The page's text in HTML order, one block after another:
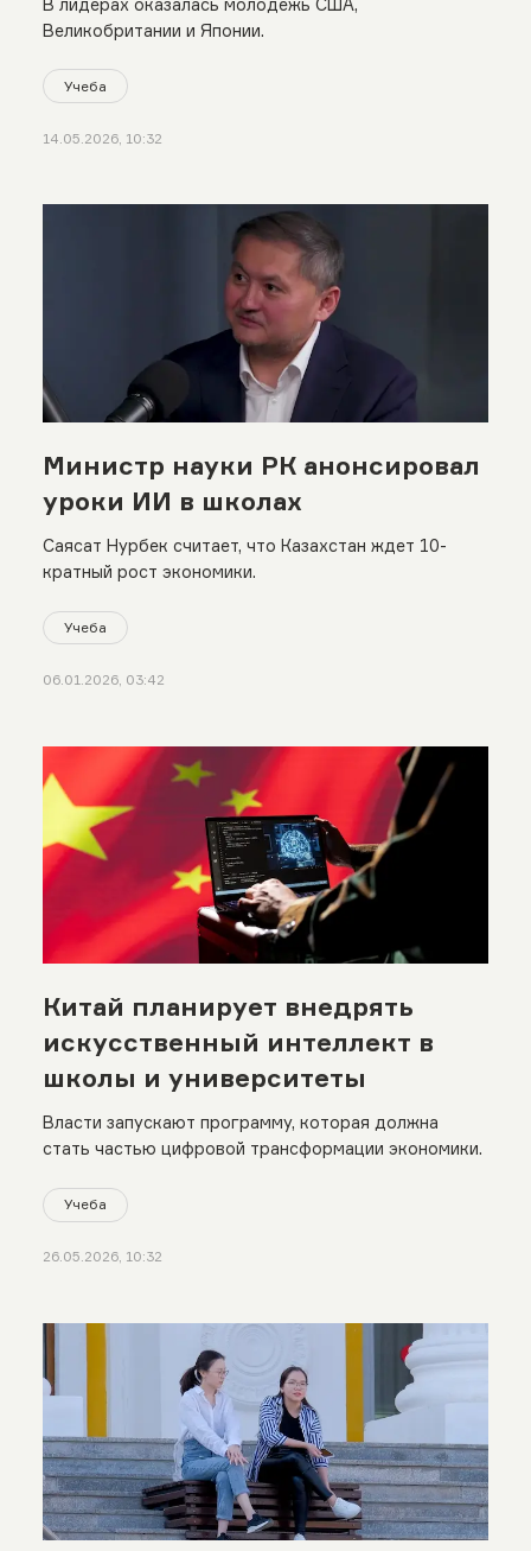
В лидерах оказалась молодежь США,
Великобритании и Японии.
Учеба
14.05.2026, 10:32
Министр науки РК анонсировал
уроки ИИ в школах
Саясат Нурбек считает, что Казахстан ждет 10-
кратный рост экономики.
Учеба
06.01.2026, 03:42
Китай планирует внедрять
искусственный интеллект в
школы и университеты
Власти запускают программу, которая должна
стать частью цифровой трансформации экономики.
Учеба
26.05.2026, 10:32